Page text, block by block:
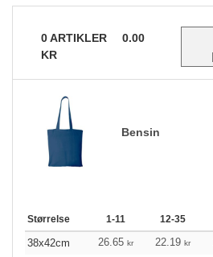
0ARTIKLER
0.00
KR
Bensin
Størrelse 1-11 12-35
38x42cm 26.65 kr 22.19 kr